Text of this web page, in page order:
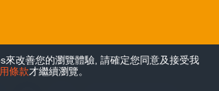
來改善您的瀏覽體驗, 請確定您同意及接受我
條款才繼續瀏覽。
Rights Reserved.